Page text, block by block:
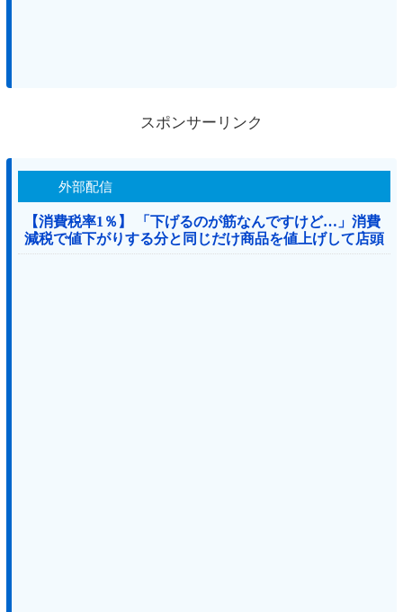
スポンサーリンク
外部配信
【消費税率1％】 「下げるのが筋なんですけど…」消費
減税で値下がりする分と同じだけ商品を値上げして店頭
価格を変えない店も